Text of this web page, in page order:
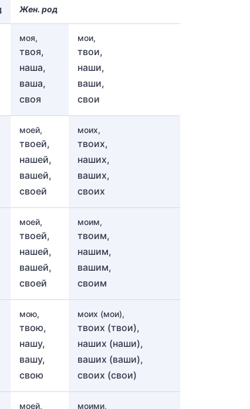
Жен. род
моя,
твоя,
наша,
ваша,
своя
мои,
твои,
наши,
ваши,
свои
моей,
твоей,
нашей,
вашей,
своей
моих,
твоих,
наших,
ваших,
своих
моей,
твоей,
нашей,
вашей,
своей
моим,
твоим,
нашим,
вашим,
своим
мою,
твою,
нашу,
вашу,
свою
моих (мои),
твоих (твои),
наших (наши),
ваших (ваши),
своих (свои)
моей, моими,